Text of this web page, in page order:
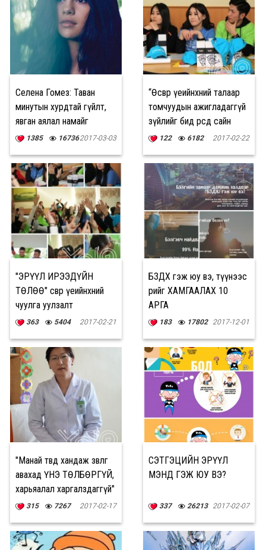
Селена Гомез: Таван
минутын хурдтай гүйлт,
явган аялал намайг
сэтгэл гутралаас аварсан
1385 167362017-03-03
“Өсвөр үеийнхний талаар
томчуудын ажигладаггүй
зүйлийг бид өөрсдөө сайн
мэддэг”
122 6182 2017-02-22
"ЭРҮҮЛ ИРЭЭДҮЙН
ТӨЛӨӨ" өсвөр үеийнхний
чуулга уулзалт
амжилттай боллоо
363 5404 2017-02-21
БЗДХ гэж юу вэ, түүнээс
өөрийгөө ХАМГААЛАХ 10
АРГА
183 17802 2017-12-01
"Манай төвд хандаж зөвлөгөө
авахад ҮНЭ ТӨЛБӨРГҮЙ,
харьяалал харгалздаггүй"
315 7267 2017-02-17
СЭТГЭЦИЙН ЭРҮҮЛ
МЭНД ГЭЖ ЮУ ВЭ?
337 26213 2017-02-07